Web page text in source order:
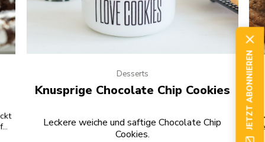
Desserts
Knusprige Chocolate Chip Cookies
Leckere weiche und saftige Chocolate Chip
Cookies.
JETZT ABONNIEREN